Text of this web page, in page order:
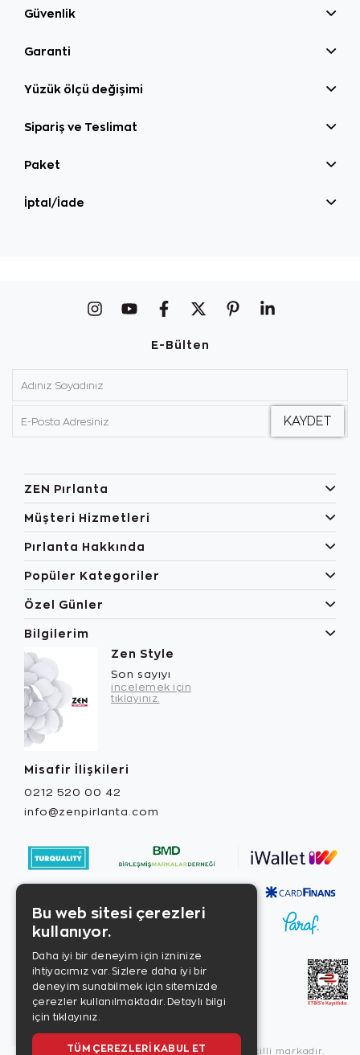
Güvenlik
Garanti
Yüzük ölçü değişimi
Sipariş ve Teslimat
Paket
İptal/İade
E-Bülten
ZEN Pırlanta
Müşteri Hizmetleri
Pırlanta Hakkında
Popüler Kategoriler
Özel Günler
Bilgilerim
Zen Style
Son sayıyı
incelemek için
tıklayınız.
Misafir İlişkileri
0212 520 00 42
info@zenpirlanta.com
Copyright © 2026, Zen Diamond tescilli markadır.
Bu web sitesi çerezleri
kullanıyor.
Daha iyi bir deneyim için izninize
ihtiyacımız var. Sizlere daha iyi bir
deneyim sunabilmek için sitemizde
çerezler kullanılmaktadır. Detaylı bilgi
için tıklayınız.
TÜM ÇEREZLERI KABUL ET